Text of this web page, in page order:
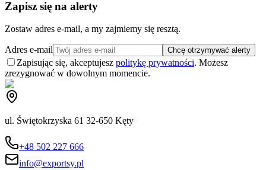
Zapisz się na alerty
Zostaw adres e-mail, a my zajmiemy się resztą.
Adres e-mail Chcę otrzymywać alerty
Zapisując się, akceptujesz politykę prywatności. Możesz
zrezygnować w dowolnym momencie.
ul. Świętokrzyska 61 32-650 Kęty
+48 502 227 666
info@exportsy.pl